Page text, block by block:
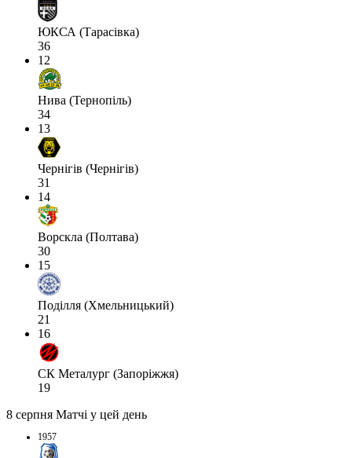
ЮКСА (Тарасівка)
36
12
Нива (Тернопіль)
34
13
Чернігів (Чернігів)
31
14
Ворскла (Полтава)
30
15
Поділля (Хмельницький)
21
16
СК Металург (Запоріжжя)
19
8 серпня Матчі у цей день
1957